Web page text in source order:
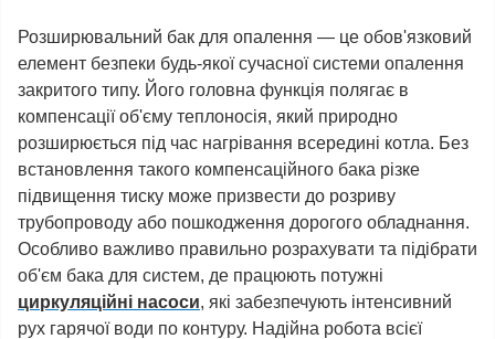
Розширювальний бак для опалення — це обов'язковий
елемент безпеки будь-якої сучасної системи опалення
закритого типу. Його головна функція полягає в
компенсації об'єму теплоносія, який природно
розширюється під час нагрівання всередині котла. Без
встановлення такого компенсаційного бака різке
підвищення тиску може призвести до розриву
трубопроводу або пошкодження дорогого обладнання.
Особливо важливо правильно розрахувати та підібрати
об'єм бака для систем, де працюють потужні
циркуляційні насоси, які забезпечують інтенсивний
рух гарячої води по контуру. Надійна робота всієї